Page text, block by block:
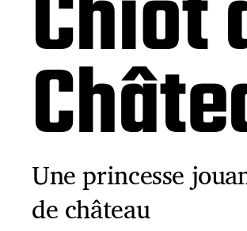
Une princesse
de château